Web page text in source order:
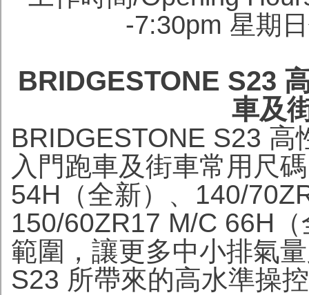
-7:30pm 星期
BRIDGESTONE S23
車及
BRIDGESTONE S23
入門跑車及街車常用尺
54H（全新）、140/
150/60ZR17 M/C 66H
範圍，讓更多中小排氣
S23 所帶來的高水準操